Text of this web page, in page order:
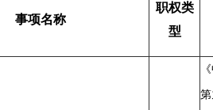
事项名称
职权类
型